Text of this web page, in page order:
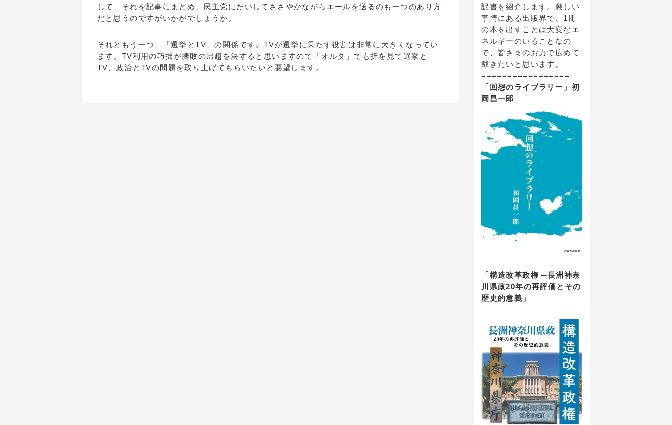
して、それを記事にまとめ、民主党にたいしてささやかながらエールを送るのも一つのあり方
だと思うのですがいかがでしょうか。
それともう一つ、「選挙とTV」の関係です。TVが選挙に果たす役割は非常に大きくなってい
ます。TV利用の巧拙が勝敗の帰趨を決すると思いますので「オルタ」でも折を見て選挙と
TV、政治とTVの問題を取り上げてもらいたいと要望します。
訳書を紹介します。厳しい
事情にある出版界で、1冊
の本を出すことは大変なエ
ネルギーのいることなの
で、皆さまのお力で広めて
戴きたいと思います。
=================
「回想のライブラリー」初
岡昌一郎
「構造改革政権 ─長洲神奈
川県政20年の再評価とその
歴史的意義」